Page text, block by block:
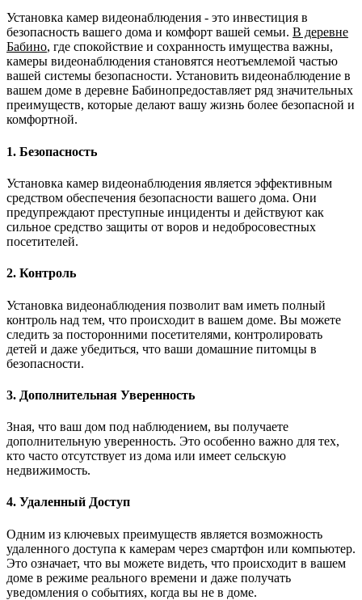
Установка камер видеонаблюдения - это инвестиция в
безопасность вашего дома и комфорт вашей семьи. В деревне
Бабино, где спокойствие и сохранность имущества важны,
камеры видеонаблюдения становятся неотъемлемой частью
вашей системы безопасности. Установить видеонаблюдение в
вашем доме в деревне Бабинопредоставляет ряд значительных
преимуществ, которые делают вашу жизнь более безопасной и
комфортной.
1. Безопасность
Установка камер видеонаблюдения является эффективным
средством обеспечения безопасности вашего дома. Они
предупреждают преступные инциденты и действуют как
сильное средство защиты от воров и недобросовестных
посетителей.
2. Контроль
Установка видеонаблюдения позволит вам иметь полный
контроль над тем, что происходит в вашем доме. Вы можете
следить за посторонними посетителями, контролировать
детей и даже убедиться, что ваши домашние питомцы в
безопасности.
3. Дополнительная Уверенность
Зная, что ваш дом под наблюдением, вы получаете
дополнительную уверенность. Это особенно важно для тех,
кто часто отсутствует из дома или имеет сельскую
недвижимость.
4. Удаленный Доступ
Одним из ключевых преимуществ является возможность
удаленного доступа к камерам через смартфон или компьютер.
Это означает, что вы можете видеть, что происходит в вашем
доме в режиме реального времени и даже получать
уведомления о событиях, когда вы не в доме.